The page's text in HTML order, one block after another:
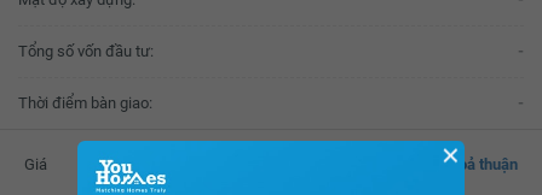
Tổng số vốn đầu tư: -
Thời điểm bàn giao: -
Giá Thoả thuận
✕